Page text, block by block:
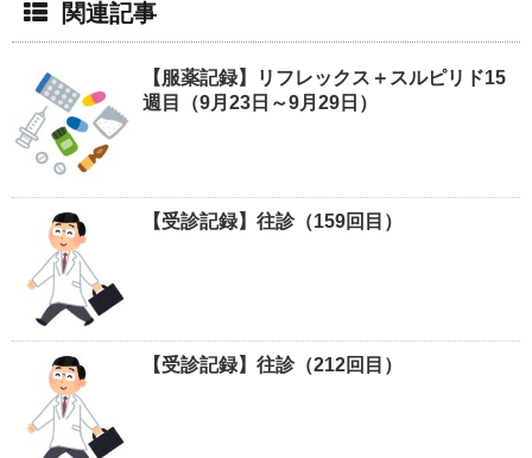
関連記事
【服薬記録】リフレックス＋スルピリド15
週目（9月23日～9月29日）
【受診記録】往診（159回目）
【受診記録】往診（212回目）